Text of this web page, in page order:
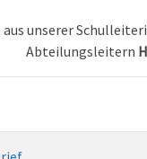
unserer
Abteilungsleitern